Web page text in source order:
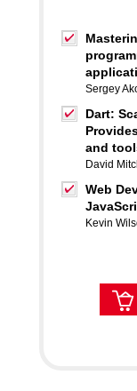
Sergey
Dart:
and
David
Web
Kevin